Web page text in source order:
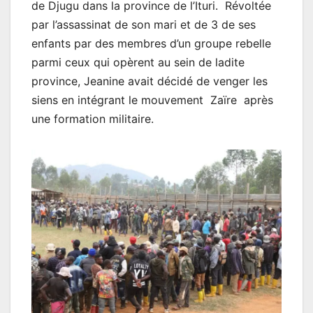
de Djugu dans la province de l’Ituri. Révoltée
par l’assassinat de son mari et de 3 de ses
enfants par des membres d’un groupe rebelle
parmi ceux qui opèrent au sein de ladite
province, Jeanine avait décidé de venger les
siens en intégrant le mouvement Zaïre après
une formation militaire.